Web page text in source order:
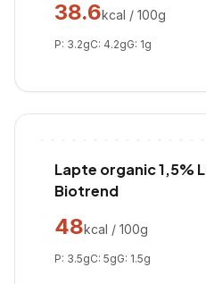
38.6kcal / 100g
P: 3.2gC: 4.2gG: 1g
Lapte organic 1,5%
Biotrend
48kcal / 100g
P: 3.5gC: 5gG: 1.5g